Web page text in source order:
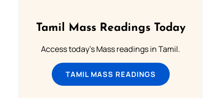
Tamil Mass Readings Today
Access today's Mass readings in Tamil.
TAMIL MASS READINGS